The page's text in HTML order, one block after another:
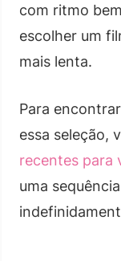
com ritmo
escolher um
mais lenta.
Para
essa seleção,
recentes para
uma